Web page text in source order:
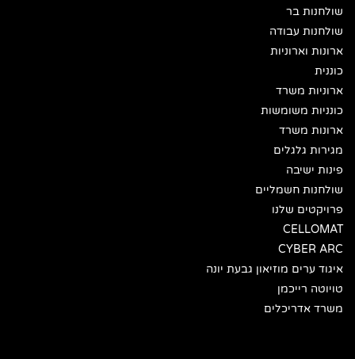
שולחנות בר
שולחנות עבודה
ארונות וארוניות
כוננית
ארוניות משרד
כונניות משומשות
ארונות משרד
מגירות גלגלים
פינות ישיבה
שולחנות חשמליים
פרויקטים שלנו
CELLOMAT
CYBER ARC
איגוד ערים מוזיאון גבעת יונה
טויוטה רייכמן
משרד אדריכלים